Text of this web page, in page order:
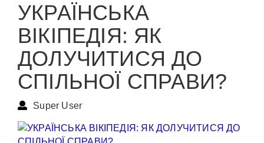
УКРАЇНСЬКА
ВІКІПЕДІЯ: ЯК
ДОЛУЧИТИСЯ ДО
СПІЛЬНОЇ СПРАВИ?
Super User